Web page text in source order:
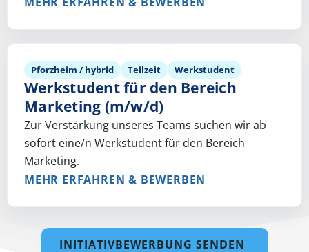
Pforzheim / hybrid Teilzeit Werkstudent
Werkstudent für den Bereich
Marketing (m/w/d)
Zur Verstärkung unseres Teams suchen wir ab
sofort eine/n Werkstudent für den Bereich
Marketing.
MEHR ERFAHREN & BEWERBEN
INITIATIVBEWERBUNG SENDEN